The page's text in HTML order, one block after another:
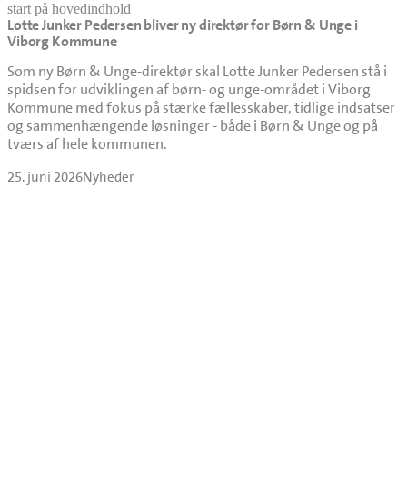
start på hovedindhold
Lotte Junker Pedersen bliver ny direktør for Børn & Unge i
Viborg Kommune
Som ny Børn & Unge-direktør skal Lotte Junker Pedersen stå i
spidsen for udviklingen af børn- og unge-området i Viborg
Kommune med fokus på stærke fællesskaber, tidlige indsatser
og sammenhængende løsninger - både i Børn & Unge og på
tværs af hele kommunen.
25. juni 2026Nyheder
senest opdateret 25. juni 2026